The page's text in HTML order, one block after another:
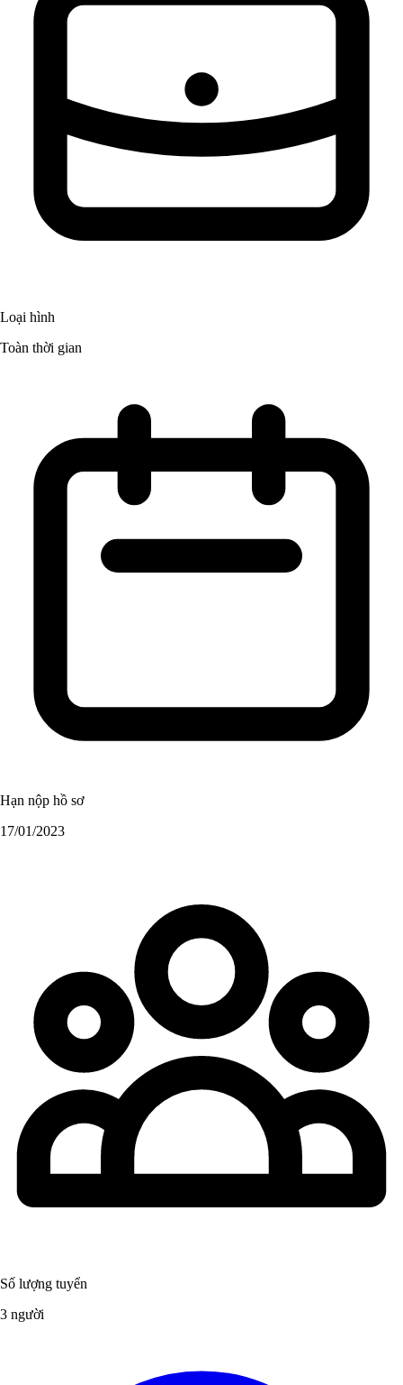
Loại hình
Toàn thời gian
Hạn nộp hồ sơ
17/01/2023
Số lượng tuyển
3 người